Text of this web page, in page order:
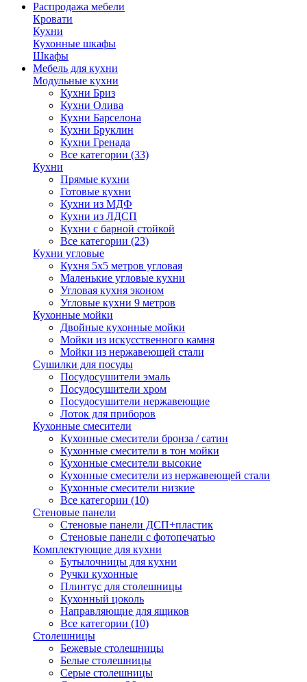
Распродажа мебели
Кровати
Кухни
Кухонные шкафы
Шкафы
Мебель для кухни
Модульные кухни
Кухни Бриз
Кухни Олива
Кухни Барселона
Кухни Бруклин
Кухни Гренада
Все категории (33)
Кухни
Прямые кухни
Готовые кухни
Кухни из МДФ
Кухни из ЛДСП
Кухни с барной стойкой
Все категории (23)
Кухни угловые
Кухня 5х5 метров угловая
Маленькие угловые кухни
Угловая кухня эконом
Угловые кухни 9 метров
Кухонные мойки
Двойные кухонные мойки
Мойки из искусственного камня
Мойки из нержавеющей стали
Сушилки для посуды
Посудосушители эмаль
Посудосушители хром
Посудосушители нержавеющие
Лоток для приборов
Кухонные смесители
Кухонные смесители бронза / сатин
Кухонные смесители в тон мойки
Кухонные смесители высокие
Кухонные смесители из нержавеющей стали
Кухонные смесители низкие
Все категории (10)
Стеновые панели
Стеновые панели ДСП+пластик
Стеновые панели с фотопечатью
Комплектующие для кухни
Бутылочницы для кухни
Ручки кухонные
Плинтус для столешницы
Кухонный цоколь
Направляющие для ящиков
Все категории (10)
Столешницы
Бежевые столешницы
Белые столешницы
Серые столешницы